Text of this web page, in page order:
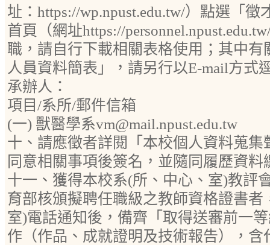
址：https://wp.npust.edu.tw/）點選「
首頁（網址https://
職，請自行下載相關表格使用；其中
人員資料簡表」，請另行以E-mail方式
承辦人：
項目/系所/郵件信箱
(一) 獸醫學系vm@mail.npust.edu.tw
十、請應徵者詳閱「本校個人資料蒐
同意相關事項後簽名，並隨同履歷資料
十一、獲得本校系(所、中心、室)教評
育部核頒擬聘任職級之教師資格證書者
室)電話通知後，備齊「取得送審前一
作（作品、成就證明及技術報告），